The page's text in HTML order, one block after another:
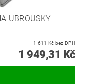
UBROUSKY
1 611 Kč bez DPH
1 949,31 Kč